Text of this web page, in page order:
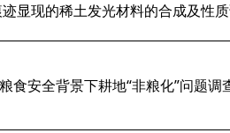
显现的稀土发光材料的合成及性
食安全背景下耕地“非粮化”问题